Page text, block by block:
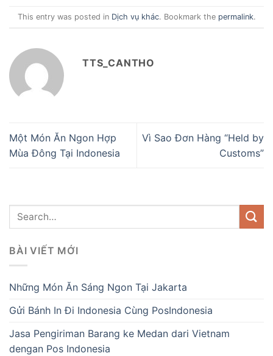
This entry was posted in Dịch vụ khác. Bookmark the permalink.
TTS_CANTHO
Một Món Ăn Ngon Hợp
Mùa Đông Tại Indonesia
Vì Sao Đơn Hàng “Held by
Customs”
BÀI VIẾT MỚI
Những Món Ăn Sáng Ngon Tại Jakarta
Gửi Bánh In Đi Indonesia Cùng PosIndonesia
Jasa Pengiriman Barang ke Medan dari Vietnam
dengan Pos Indonesia